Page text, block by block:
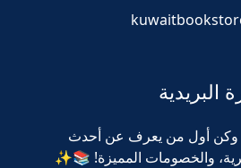
البريدية
وكن أول من يعرف عن أحدث
والخصومات المميزة! 📚✨